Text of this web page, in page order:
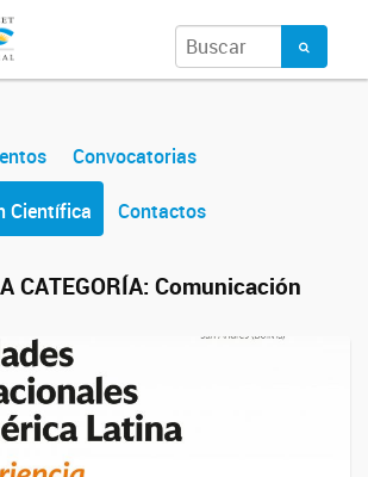
Convocatorias
Científica Contactos
CATEGORÍA: Comunicación